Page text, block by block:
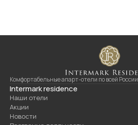
Комфортабельные апарт-отели по всей России
Intermark residence
Наши отели
Акции
Новости